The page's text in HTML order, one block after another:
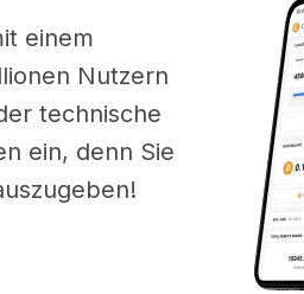
einem
Nutzern
technische
ein, denn Sie